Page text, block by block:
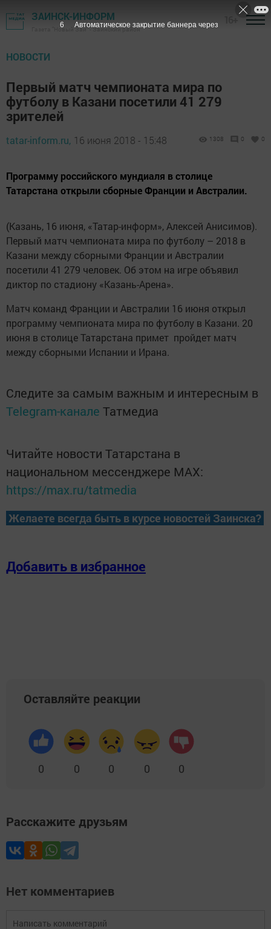
ЗАИНСК-ИНФОРМ
Газета "Новый Зай" - Заинский район
НОВОСТИ
Первый матч чемпионата мира по
футболу в Казани посетили 41 279
зрителей
tatar-inform.ru, 16 июня 2018 - 15:48 1308 0 0
Программу российского мундиаля в столице
Татарстана открыли сборные Франции и Австралии.
(Казань, 16 июня, «Татар-информ», Алексей Анисимов).
Первый матч чемпионата мира по футболу – 2018 в
Казани между сборными Франции и Австралии
посетили 41 279 человек. Об этом на игре объявил
диктор по стадиону «Казань-Арена».
Матч команд Франции и Австралии 16 июня открыл
программу чемпионата мира по футболу в Казани. 20
июня в столице Татарстана примет пройдет матч
между сборными Испании и Ирана.
Следите за самым важным и интересным в
Telegram-канале Татмедиа
Читайте новости Татарстана в
национальном мессенджере MАХ:
https://max.ru/tatmedia
Желаете всегда быть в курсе новостей Заинска?
Добавить в избранное
Оставляйте реакции
0 0 0 0 0
Расскажите друзьям
Нет комментариев
5 Автоматическое закрытие баннера через